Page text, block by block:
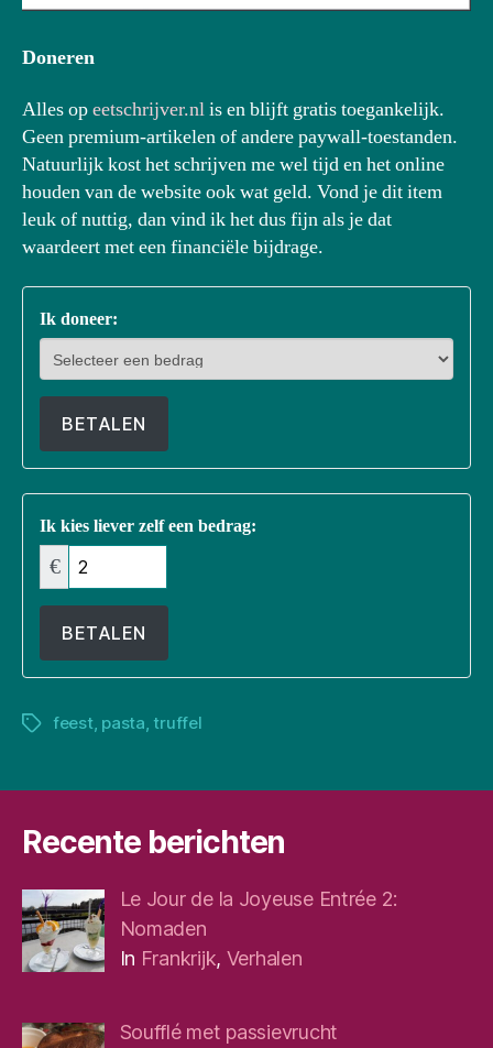
Doneren
Alles opeetschrijver.nlis en blijft gratis toegankelijk.
Geen premium-artikelen of andere paywall-toestanden.
Natuurlijk kost het schrijven me wel tijd en het online
houden van de website ook wat geld. Vond je dit item
leuk of nuttig, dan vind ik het dus fijn als je dat
waardeert met een financiële bijdrage.
Ik doneer:
BETALEN
Ik kies liever zelf een bedrag:
€
BETALEN
Tagsfeest, pasta, truffel
Recente berichten
Le Jour de la Joyeuse Entrée 2:
Nomaden
In Frankrijk, Verhalen
Soufflé met passievrucht